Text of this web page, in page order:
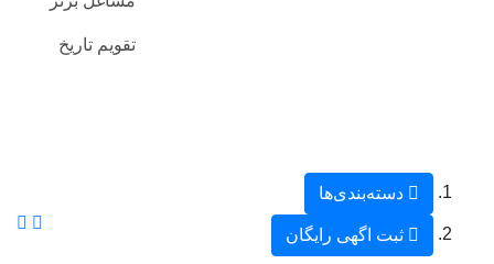
تقویم تاریخ
دسته‌بندی‌ها
ثبت اگهی رایگان